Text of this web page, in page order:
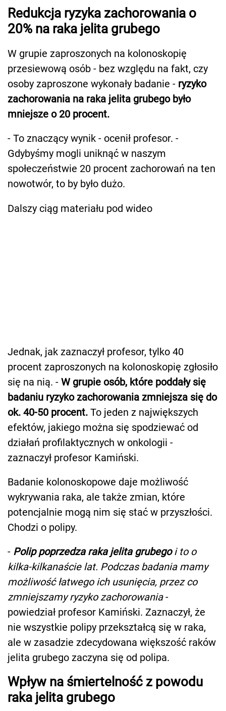
Redukcja ryzyka zachorowania o
20% na raka jelita grubego
W grupie zaproszonych na kolonoskopię
przesiewową osób - bez względu na fakt, czy
osoby zaproszone wykonały badanie - ryzyko
zachorowania na raka jelita grubego było
mniejsze o 20 procent.
- To znaczący wynik - ocenił profesor. -
Gdybyśmy mogli uniknąć w naszym
społeczeństwie 20 procent zachorowań na ten
nowotwór, to by było dużo.
Dalszy ciąg materiału pod wideo
Jednak, jak zaznaczył profesor, tylko 40
procent zaproszonych na kolonoskopię zgłosiło
się na nią. - W grupie osób, które poddały się
badaniu ryzyko zachorowania zmniejsza się do
ok. 40-50 procent. To jeden z największych
efektów, jakiego można się spodziewać od
działań profilaktycznych w onkologii -
zaznaczył profesor Kamiński.
Badanie kolonoskopowe daje możliwość
wykrywania raka, ale także zmian, które
potencjalnie mogą nim się stać w przyszłości.
Chodzi o polipy.
- Polip poprzedza raka jelita grubegoi to o
kilka-kilkanaście lat. Podczas badania mamy
możliwość łatwego ich usunięcia, przez co
zmniejszamy ryzyko zachorowania-
powiedział profesor Kamiński. Zaznaczył, że
nie wszystkie polipy przekształcą się w raka,
ale w zasadzie zdecydowana większość raków
jelita grubego zaczyna się od polipa.
Wpływ na śmiertelność z powodu
raka jelita grubego